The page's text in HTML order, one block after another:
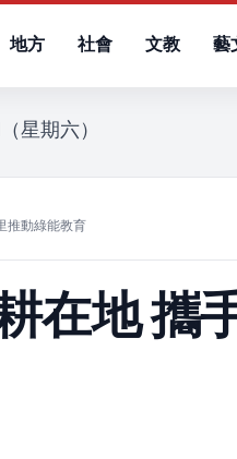
地方 社會 文教 藝
星期六）
推動綠能教育
在地 攜